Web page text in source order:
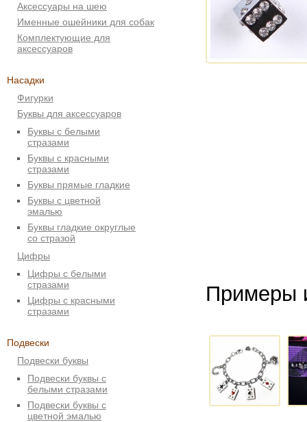
Аксессуары на шею
Именные ошейники для собак
Комплектующие для
аксессуаров
Насадки
Фигурки
Буквы для аксессуаров
Буквы с белыми
стразами
Буквы с красными
стразами
Буквы прямые гладкие
Буквы с цветной
эмалью
Буквы гладкие округлые
со стразой
Цифры
Цифры с белыми
стразами
Цифры с красными
стразами
Подвески
Подвески буквы
Подвески буквы с
белыми стразами
Подвески буквы с
цветной эмалью
Примеры